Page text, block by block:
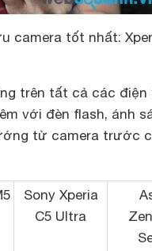
camera tốt nhất:
trên tất cả các điện
với đèn flash, ánh
từ camera trước
Sony Xperia
C5 Ultra